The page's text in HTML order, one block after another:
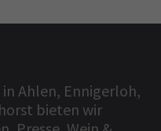
Ahlen, Ennigerloh,
bieten wir